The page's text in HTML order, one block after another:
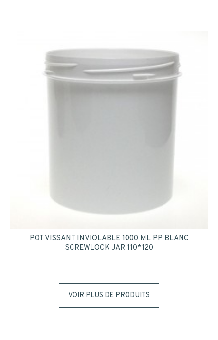
POT VISSANT INVIOLABLE 1000 ML PP BLANC
SCREWLOCK JAR 110*120
VOIR PLUS DE PRODUITS